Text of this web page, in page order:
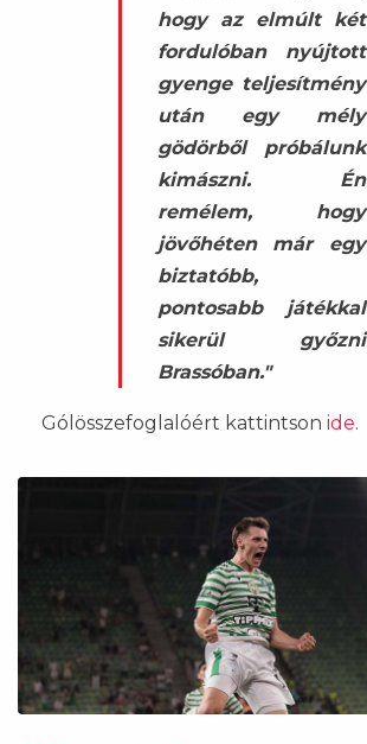
hogy az elmúlt két
fordulóban nyújtott
gyenge teljesítmény
után egy mély
gödörből próbálunk
kimászni. Én
remélem, hogy
jövőhéten már egy
biztatóbb,
pontosabb játékkal
sikerül győzni
Brassóban."
Gólösszefoglalóért kattintson ide.